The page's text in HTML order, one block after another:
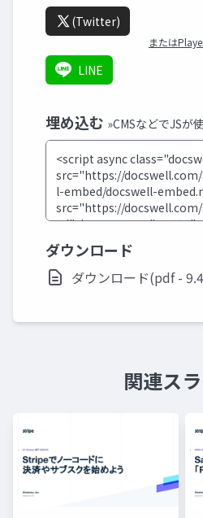
(Twitter)
または
LINE
埋め込む »CMSなどでJSが
ダウンロード
ダウンロード(pdf -
関連ス